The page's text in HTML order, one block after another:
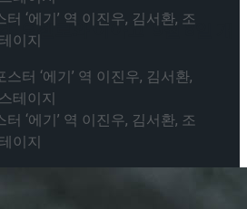
‘오셀로와 이아고’ 9월 8일 개
‘에기’ 역 이진우, 김서환, 조
이지
‘에기’ 역 이진우, 김서환, 조
이지